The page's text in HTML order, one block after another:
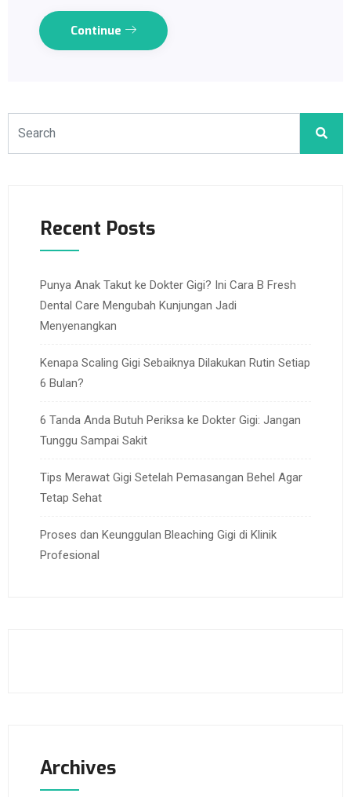
Continue
Recent Posts
Punya Anak Takut ke Dokter Gigi? Ini Cara B Fresh
Dental Care Mengubah Kunjungan Jadi
Menyenangkan
Kenapa Scaling Gigi Sebaiknya Dilakukan Rutin Setiap
6 Bulan?
6 Tanda Anda Butuh Periksa ke Dokter Gigi: Jangan
Tunggu Sampai Sakit
Tips Merawat Gigi Setelah Pemasangan Behel Agar
Tetap Sehat
Proses dan Keunggulan Bleaching Gigi di Klinik
Profesional
Archives